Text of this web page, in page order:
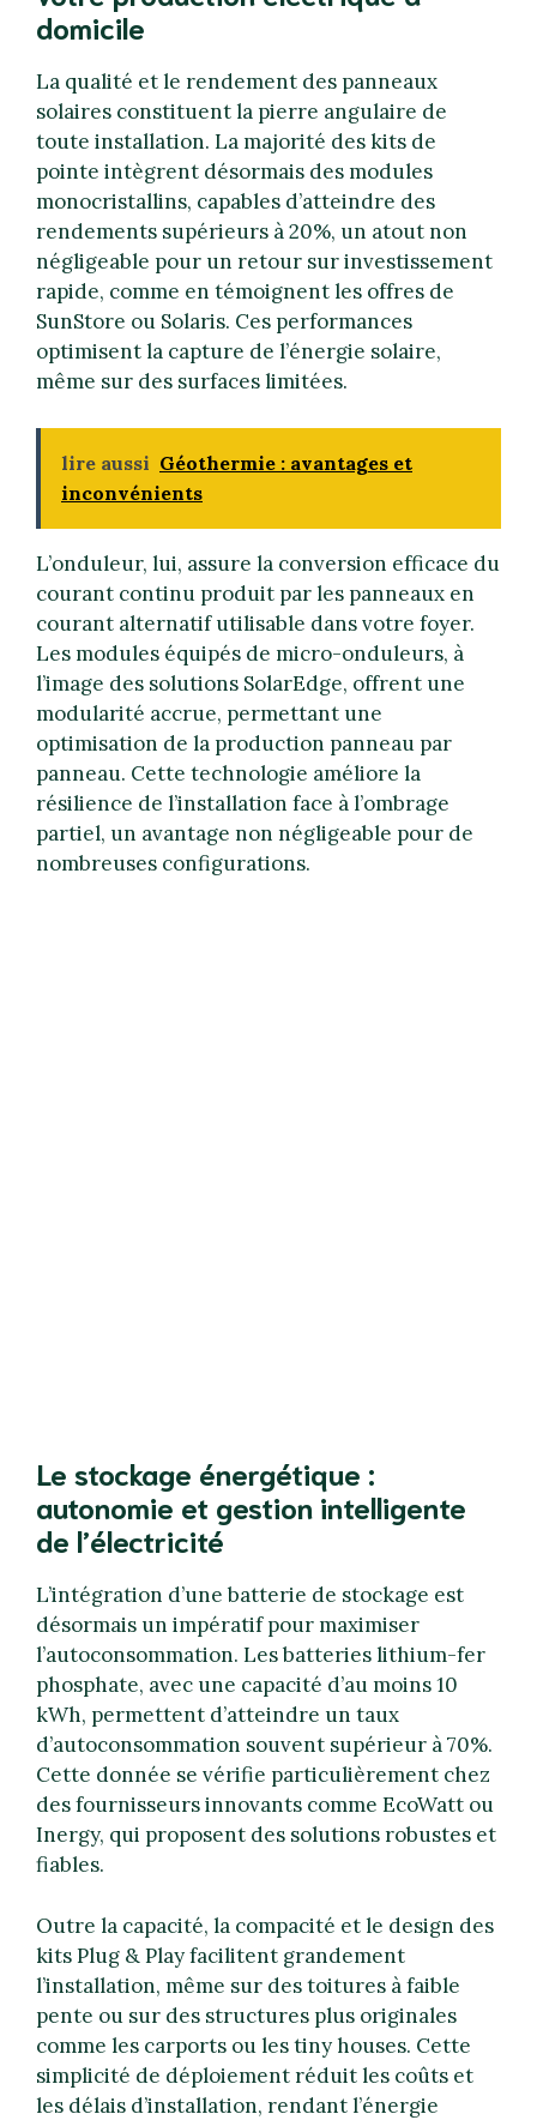
domicile
La qualité et le rendement des panneaux
solaires constituent la pierre angulaire de
toute installation. La majorité des kits de
pointe intègrent désormais des modules
monocristallins, capables d’atteindre des
rendements supérieurs à 20%, un atout non
négligeable pour un retour sur investissement
rapide, comme en témoignent les offres de
SunStore ou Solaris. Ces performances
optimisent la capture de l’énergie solaire,
même sur des surfaces limitées.
lire aussi Géothermie : avantages et
inconvénients
L’onduleur, lui, assure la conversion efficace du
courant continu produit par les panneaux en
courant alternatif utilisable dans votre foyer.
Les modules équipés de micro-onduleurs, à
l’image des solutions SolarEdge, offrent une
modularité accrue, permettant une
optimisation de la production panneau par
panneau. Cette technologie améliore la
résilience de l’installation face à l’ombrage
partiel, un avantage non négligeable pour de
nombreuses configurations.
Le stockage énergétique :
autonomie et gestion intelligente
de l’électricité
L’intégration d’une batterie de stockage est
désormais un impératif pour maximiser
l’autoconsommation. Les batteries lithium-fer
phosphate, avec une capacité d’au moins 10
kWh, permettent d’atteindre un taux
d’autoconsommation souvent supérieur à 70%.
Cette donnée se vérifie particulièrement chez
des fournisseurs innovants comme EcoWatt ou
Inergy, qui proposent des solutions robustes et
fiables.
Outre la capacité, la compacité et le design des
kits Plug & Play facilitent grandement
l’installation, même sur des toitures à faible
pente ou sur des structures plus originales
comme les carports ou les tiny houses. Cette
simplicité de déploiement réduit les coûts et
les délais d’installation, rendant l’énergie